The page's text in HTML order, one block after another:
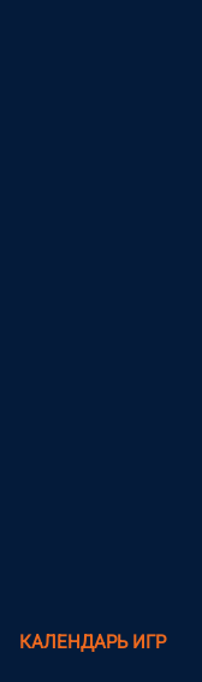
КАЛЕНДАРЬ ИГР